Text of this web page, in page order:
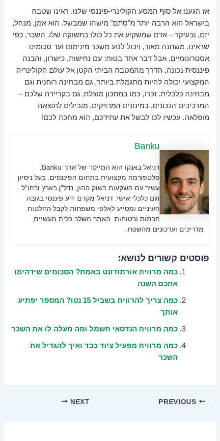
אז הגענו אל סוף המסע הקולינרי-פיננסי שלנו. ראינו שטבח
בישראל הוא הרבה יותר מ"סתם" מישהו שמבשל. הוא אמן, מנהל,
יזם, ובעיקר – אדם שמשקיע את כל כולו בתשוקה שלו. השכר, כפי
שראינו, משתנה מאוד, ויכול לנוע משכר מינימום ועד סכומים
אסטרונומיים. אבל דבר אחד בטוח: עם נחישות, כישרון, והבנה
פיננסית נכונה, הדרך מהמטבח הביתי הקטן אל עולם הקולינריה
המקצועי יכולה להיות מתגמלת ביותר, גם מבחינה רוחנית וגם
מבחינה כלכלית. זכרו, כמו במתכון מוצלח, גם בקריירה שלכם –
המרכיבים הנכונים, במינונים המדויקים, מובילים לתוצאה
מופלאה. עכשיו לכו לבשל את עתידכם, הוא מחכה לכם!
Banku
פלטפורמה מקצועית בתחום הפיננסים. בעל ניסיון
עשיר עם השקעות בשוק ההון, נדל"ן בארץ ובחו"ל
וגם כלכלי אישי. דניאל מקדם ידע פיננסי בגובה
העיניים ומסייע לאלפי משפחות לקבל החלטות
חכמות ובטוחות. האתר משלב כלים מעשיים,
מדריכים ועדכונים מהשטח.
פוסטים קשורים לנושא:
כמה מרוויח אורתודונט באמת? הסכומים שידהימו
אתכם השנה
כמה צריך להרוויח בשביל 15 נטו? המספר יפתיע
אותך
כמה מרוויח הנדסאי חשמל ומה מעלה לו את השכר
כמה מרוויח מפעיל ציוד כבד ואיך להגדיל את
השכר
NEXT